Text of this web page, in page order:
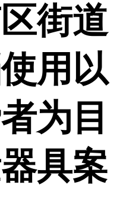
街道
用以
为目
具案